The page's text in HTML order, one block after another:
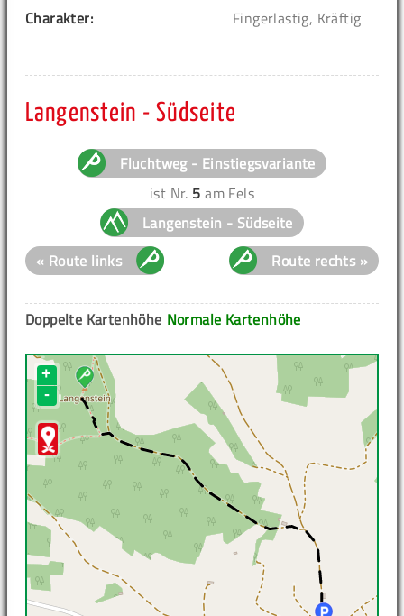
Charakter:
Fingerlastig, Kräftig
Langenstein - Südseite
Fluchtweg - Einstiegsvariante
ist Nr. 5 am Fels
Langenstein - Südseite
« Route links
Route rechts »
Normale Kartenhöhe
Doppelte Kartenhöhe
+
-